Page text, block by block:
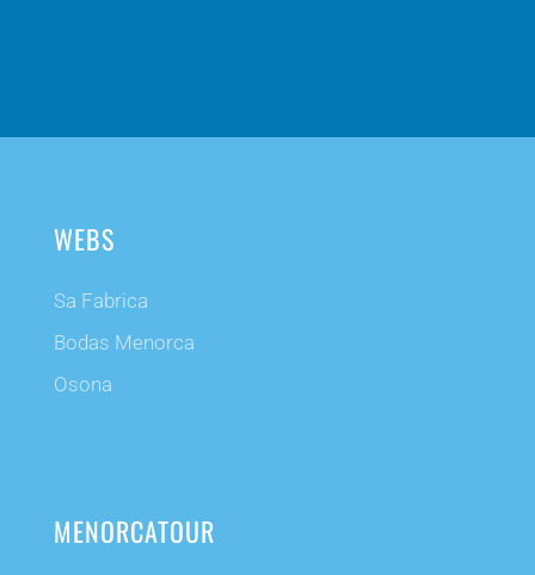
WEBS
Sa Fabrica
Bodas Menorca
Osona
MENORCATOUR